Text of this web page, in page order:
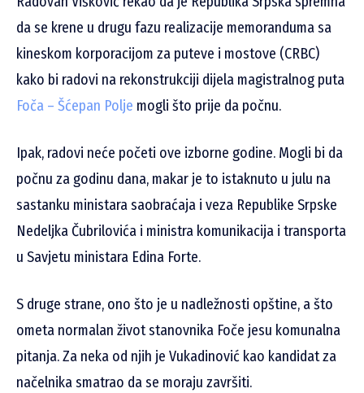
da se krene u drugu fazu realizacije memoranduma sa
kineskom korporacijom za puteve i mostove (CRBC)
kako bi radovi na rekonstrukciji dijela magistralnog puta
Foča – Šćepan Polje mogli što prije da počnu.
Ipak, radovi neće početi ove izborne godine. Mogli bi da
počnu za godinu dana, makar je to istaknuto u julu na
sastanku ministara saobraćaja i veza Republike Srpske
Nedeljka Čubrilovića i ministra komunikacija i transporta
u Savjetu ministara Edina Forte.
S druge strane, ono što je u nadležnosti opštine, a što
ometa normalan život stanovnika Foče jesu komunalna
pitanja. Za neka od njih je Vukadinović kao kandidat za
načelnika smatrao da se moraju završiti.